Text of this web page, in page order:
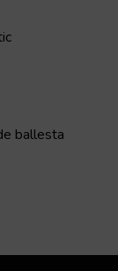
ballesta